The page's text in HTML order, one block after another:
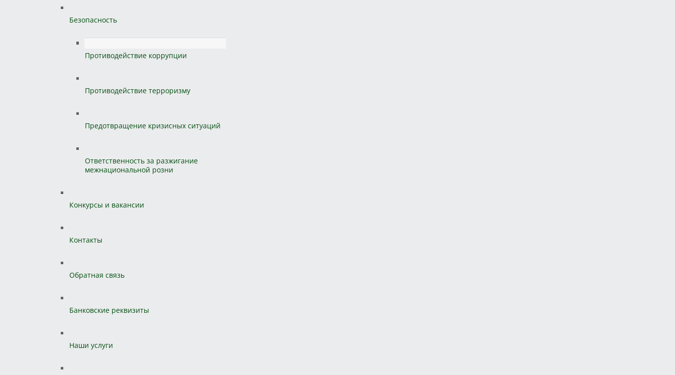
Безопасность
Противодействие коррупции
Противодействие терроризму
Предотвращение кризисных ситуаций
Ответственность за разжигание
межнациональной розни
Конкурсы и вакансии
Контакты
Обратная связь
Банковские реквизиты
Наши услуги